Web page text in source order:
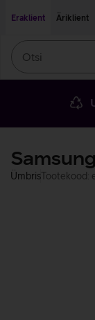
Eraklient
Äriklient
ÜmbrisTootekood: